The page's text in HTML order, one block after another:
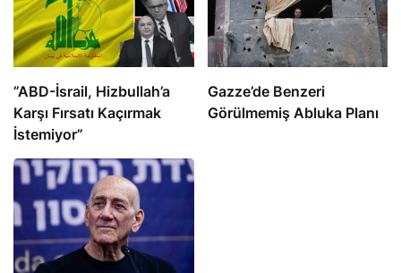
​​​​​​​”ABD-İsrail, Hizbullah’a
Karşı Fırsatı Kaçırmak
İstemiyor”
​​​​​​​Gazze’de Benzeri
Görülmemiş Abluka Planı